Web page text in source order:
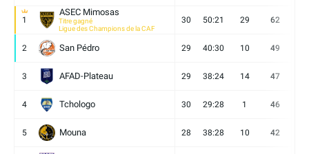
1
ASEC Mimosas
Titre gagné
Ligue des Champions de la CAF
30 50:21 29 62
2 San Pédro 29 40:30 10 49
3 AFAD-Plateau 29 38:24 14 47
4 Tchologo 30 29:28 1 46
5 Mouna 28 38:28 10 42